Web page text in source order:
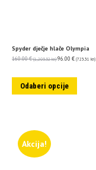
Spyder dječje hlače Olympia
160.00€ (1,205.52 kn) 96.00 € (723.31 kn)
Odaberi opcije
Akcija!